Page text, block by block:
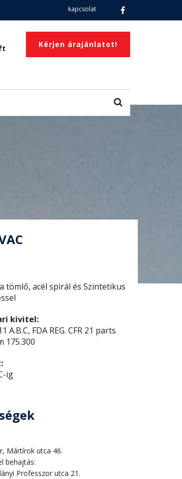
kapcsolat
Kérjen árajánlatot!
tömlő, acél spirál és Szintetikus
kivitel:
A.B.C, FDA REG. CFR 21 parts
175.300
ig
Mártírok utca 46.
behajtás:
Professzor utca 21.